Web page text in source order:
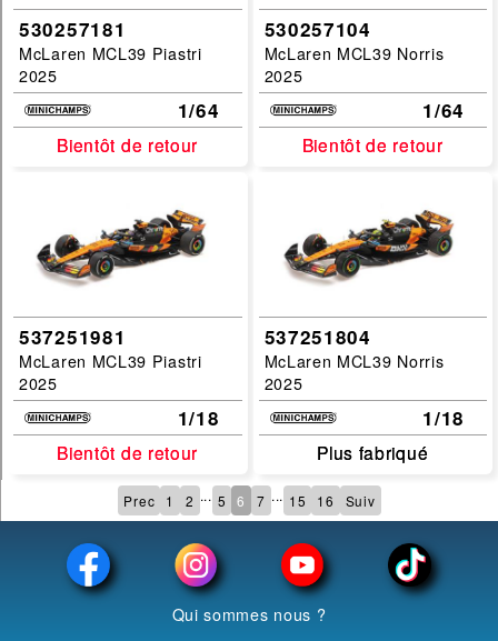
530257181
McLaren MCL39 Piastri
2025
1/64
Bientôt de retour
Bientôt de retour
530257104
McLaren MCL39 Norris
2025
1/64
Bientôt de retour
Bientôt de retour
537251981
McLaren MCL39 Piastri
2025
1/18
Bientôt de retour
Bientôt de retour
537251804
McLaren MCL39 Norris
2025
1/18
Plus fabriqué
Plus fabriqué
Prec 1 2 ... 5 6 7 ... 15 16 Suiv
Qui sommes nous ?